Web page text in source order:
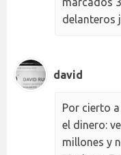
delanteros
david
Por cierto
el dinero:
millones y